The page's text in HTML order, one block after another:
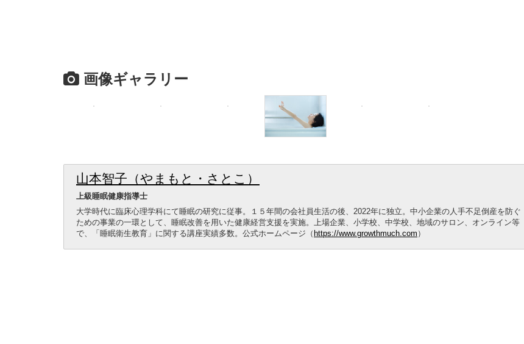
画像ギャラリー
山本智子（やまもと・さとこ）
上級睡眠健康指導士
大学時代に臨床心理学科にて睡眠の研究に従事。１５年間の会社員生活の後、2022年に独立。中小企業の人手不足倒産を防ぐ
ための事業の一環として、睡眠改善を用いた健康経営支援を実施。上場企業、小学校、中学校、地域のサロン、オンライン等
で、「睡眠衛生教育」に関する講座実績多数。公式ホームページ（ https://www.growthmuch.com ）